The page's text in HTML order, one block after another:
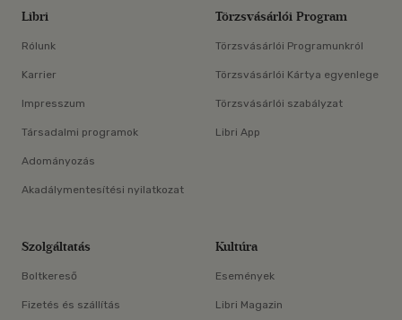
Libri
Rólunk
Karrier
Impresszum
Társadalmi programok
Adományozás
Akadálymentesítési nyilatkozat
Törzsvásárlói Program
Törzsvásárlói Programunkról
Törzsvásárlói Kártya egyenlege
Törzsvásárlói szabályzat
Libri App
Szolgáltatás
Boltkereső
Fizetés és szállítás
Kultúra
Események
Libri Magazin